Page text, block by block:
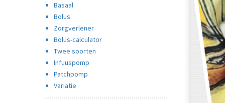
Basaal
Bolus
Zorgverlener
Bolus-calculator
Twee soorten
Infuuspomp
Patchpomp
Variatie